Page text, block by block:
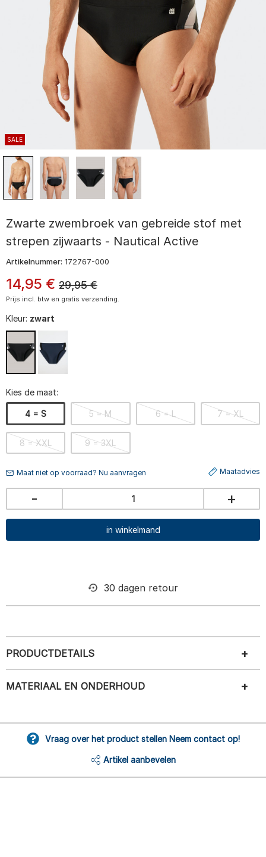
SALE
Zwarte zwembroek van gebreide stof met
strepen zijwaarts - Nautical Active
Artikelnummer: 172767-000
14,95 € 29,95 €
Prijs incl. btw en gratis verzending.
Kleur: zwart
Kies de maat:
4 = S 5 = M 6 = L 7 = XL
8 = XXL 9 = 3XL
Maat niet op voorraad? Nu aanvragen Maatadvies
- +
in winkelmand
30 dagen retour
PRODUCTDETAILS
MATERIAAL EN ONDERHOUD
Vraag over het product stellen Neem contact op!
Artikel aanbevelen